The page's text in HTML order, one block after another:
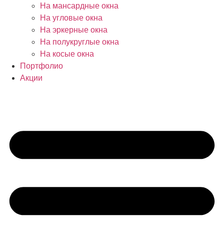
На мансардные окна
На угловые окна
На эркерные окна
На полукруглые окна
На косые окна
Портфолио
Акции